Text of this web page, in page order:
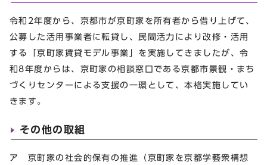
令和2年度から、京都市が京町家を所有者から借り上げて、
公募した活用事業者に転貸し、民間活力により改修・活用
する「京町家賃貸モデル事業」を実施してきましたが、令
和8年度からは、京町家の相談窓口である京都市景観・まち
づくりセンターによる支援の一環として、本格実施してい
きます。
その他の取組
ア 京町家の社会的保有の推進（京町家を京都学藝衆構想